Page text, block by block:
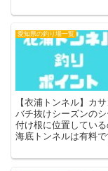
愛知県の釣り場一覧
【衣浦トンネル】カ
バチ抜けシーズンの
付け根に位置してい
海底トンネルは有料